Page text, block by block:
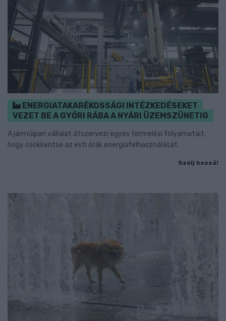
ENERGIATAKARÉKOSSÁGI INTÉZKEDÉSEKET
VEZET BE A GYŐRI RÁBA A NYÁRI ÜZEMSZÜNETIG
A járműipari vállalat átszervezi egyes termelési folyamatait,
hogy csökkentse az esti órák energiafelhasználását.
Szólj hozzá!